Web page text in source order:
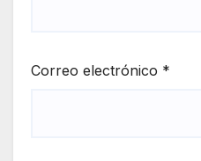
Correo electrónico *